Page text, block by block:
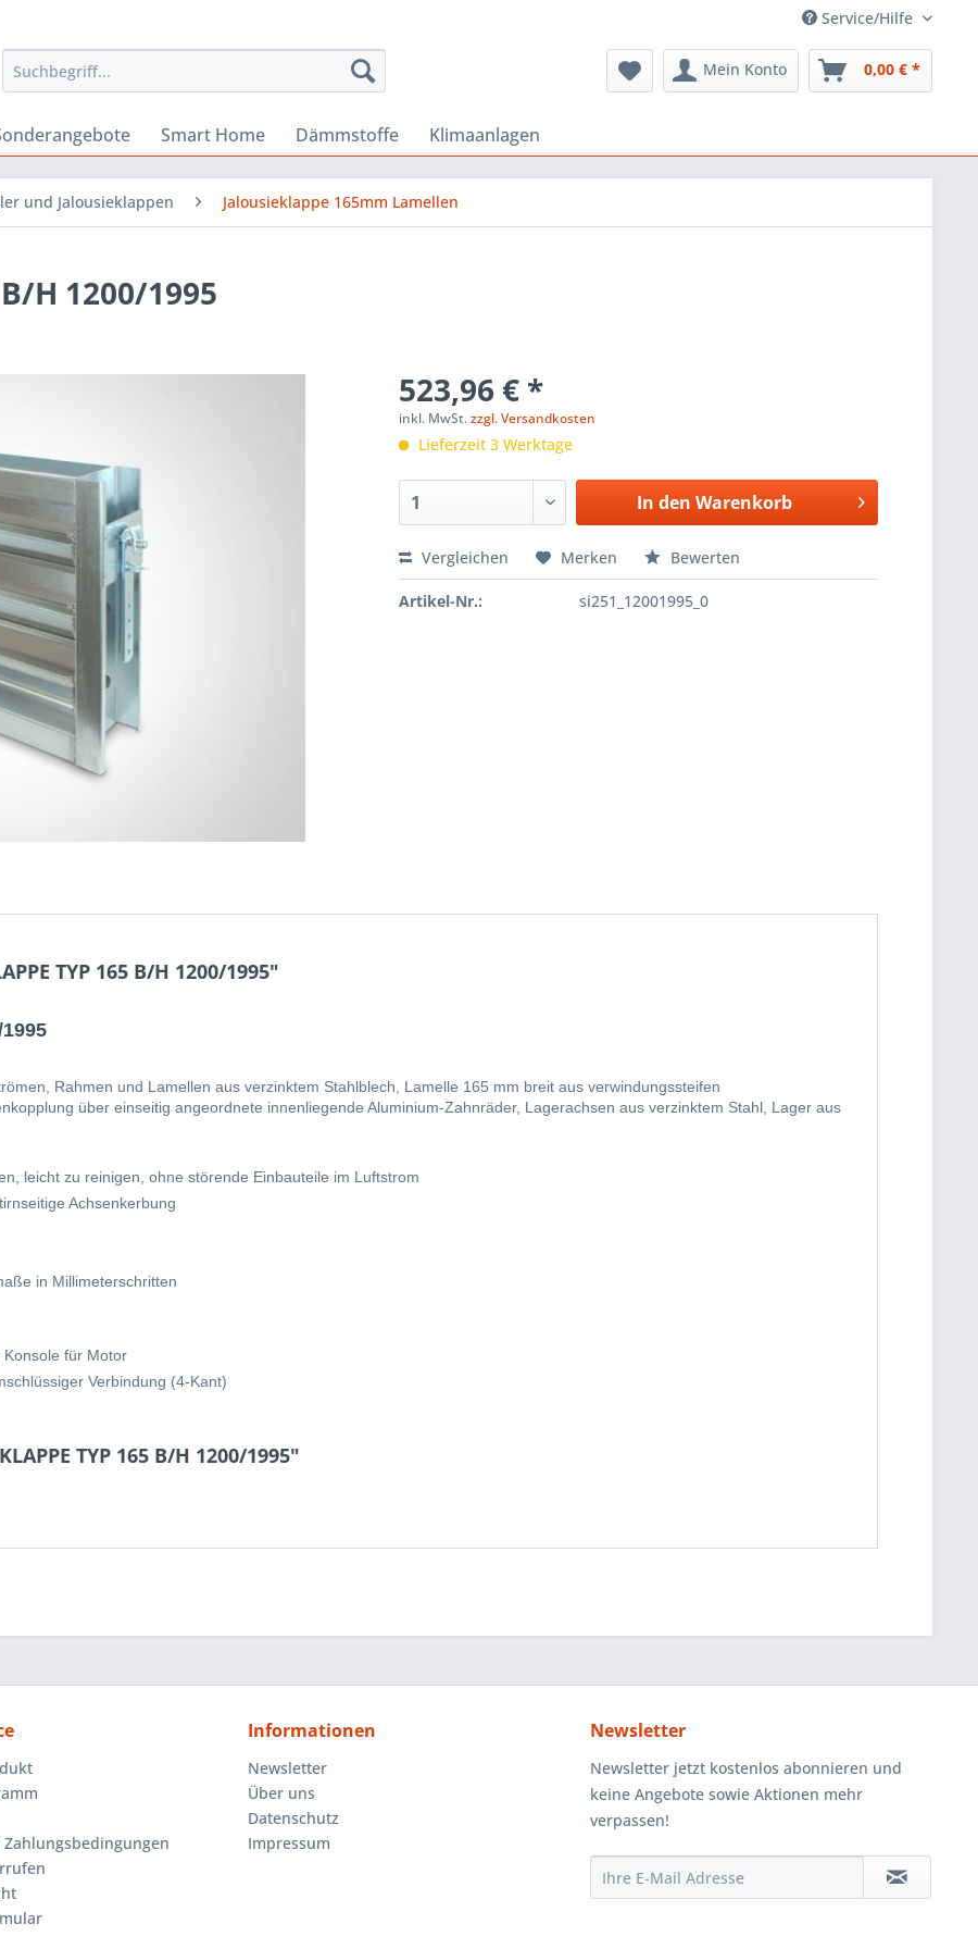
Service/Hilfe
Mein Konto 0,00 € *
Smart Home Dämmstoffe Klimaanlagen
und Jalousieklappen Jalousieklappe 165mm Lamellen
B/H 1200/1995
523,96 € *
inkl. MwSt.zzgl. Versandkosten
Lieferzeit 3 Werktage
In den Warenkorb
Vergleichen Merken Bewerten
Artikel-Nr.: si251_12001995_0
TYP 165 B/H 1200/1995"
Rahmen und Lamellen aus verzinktem Stahlblech, Lamelle 165 mm breit aus verwindungssteifen
über einseitig angeordnete innenliegende Aluminium-Zahnräder, Lagerachsen aus verzinktem Stahl, Lager aus
leicht zu reinigen, ohne störende Einbauteile im Luftstrom
Achsenkerbung
in Millimeterschritten
für Motor
Verbindung (4-Kant)
TYP 165 B/H 1200/1995"
Informationen
Newsletter
Über uns
Datenschutz
Impressum
Newsletter
Newsletter jetzt kostenlos abonnieren und
keine Angebote sowie Aktionen mehr
verpassen!